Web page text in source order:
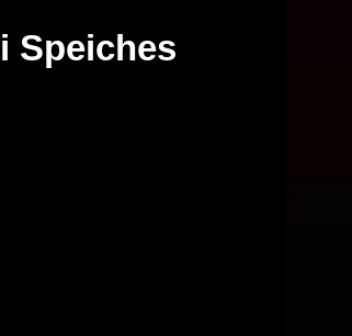
Speiches